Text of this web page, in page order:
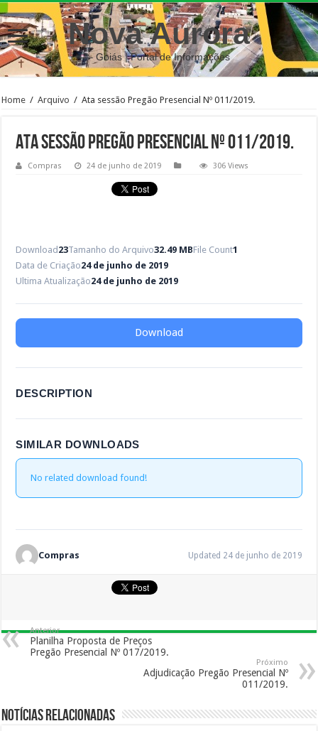
Nova Aurora
– Goiás | Portal de Informações
Home / Arquivo / Ata sessão Pregão Presencial Nº 011/2019.
Ata sessão Pregão Presencial Nº 011/2019.
Compras 24 de junho de 2019 306 Views
Download 23Tamanho do Arquivo32.49 MBFile Count1
Data de Criação24 de junho de 2019
Ultima Atualização24 de junho de 2019
Download
DESCRIPTION
SIMILAR DOWNLOADS
No related download found!
Compras Updated 24 de junho de 2019
Anterior
Planilha Proposta de Preços
Pregão Presencial Nº 017/2019.
Próximo
Adjudicação Pregão Presencial Nº
011/2019.
Notícias Relacionadas